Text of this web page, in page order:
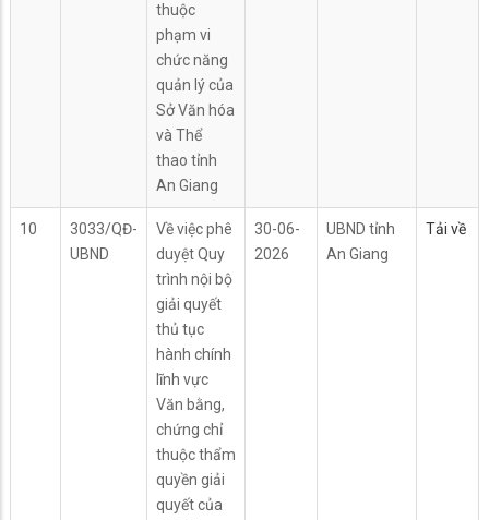
thuộc
phạm vi
chức năng
quản lý của
Sở Văn hóa
và Thể
thao tỉnh
An Giang
10
3033/QĐ-
UBND
Về việc phê
duyệt Quy
trình nội bộ
giải quyết
thủ tục
hành chính
lĩnh vực
Văn bằng,
chứng chỉ
thuộc thẩm
quyền giải
quyết của
30-06-
2026
UBND tỉnh
An Giang
Tải về